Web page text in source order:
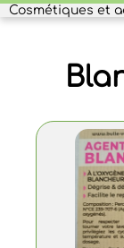
Cosmétiques et